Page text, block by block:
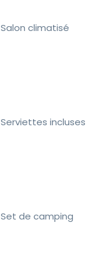
Salon climatisé
Serviettes incluses
Set de camping